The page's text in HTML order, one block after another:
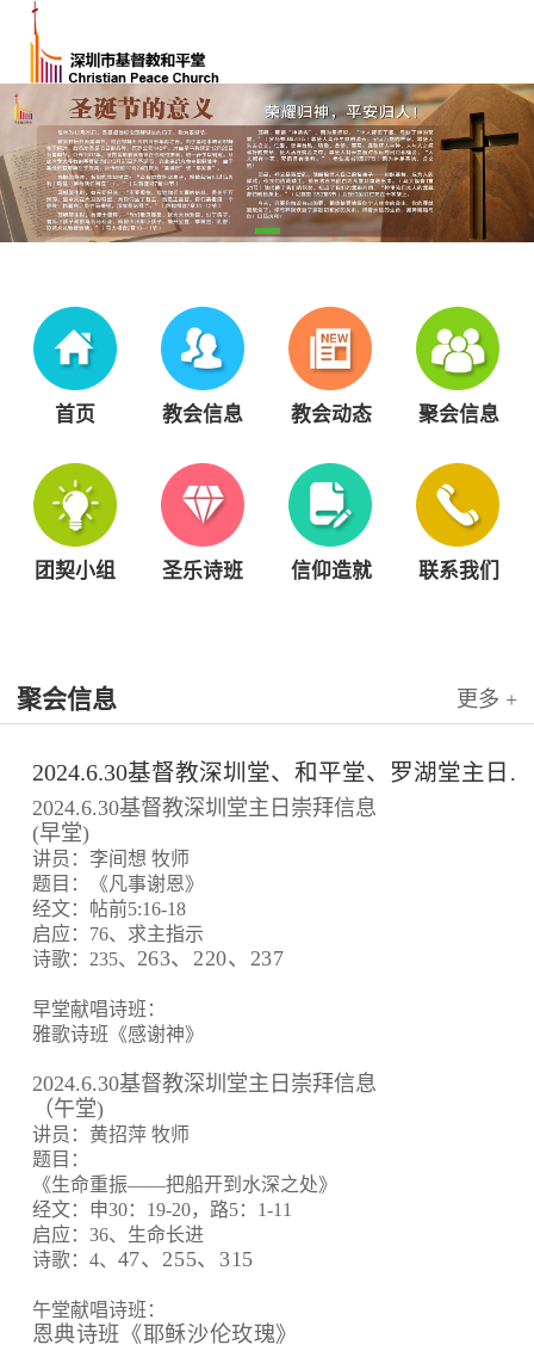
首页 教会信息 教会动态 聚会信息
团契小组 圣乐诗班 信仰造就 联系我们
聚会信息 更多 +
2024.6.30基督教深圳堂、和平堂、罗湖堂主日崇拜信息
2024.6.30基督教深圳堂主日崇拜信息
(早堂)
讲员：李间想 牧师
题目：《凡事谢恩》
经文：帖前5:16-18
启应：76、求主指示
诗歌：235、 263、220、237
早堂献唱诗班：
雅歌诗班《感谢神》
2024.6.30基督教深圳堂主日崇拜信息
（午堂)
讲员：黄招萍 牧师
题目：
《生命重振——把船开到水深之处》
经文：申30：19-20，路5：1-11
启应：36、生命长进
诗歌：4、 47、255、315
午堂献唱诗班：
恩典诗班《耶稣沙伦玫瑰》